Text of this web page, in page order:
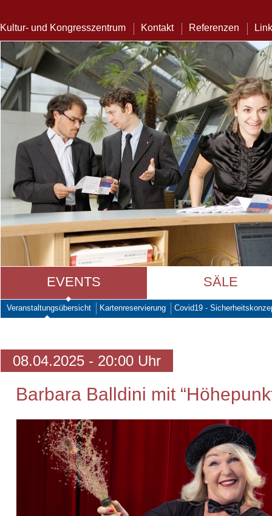
Kultur- und Kongresszentrum Kontakt Referenzen
EVENTS SÄLE
Veranstaltungsübersicht Kartenreservierung Covid19 -
08.04.2025 - 20:00 Uhr
Barbara Balldini mit